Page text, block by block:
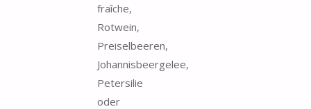
fraîche,
Rotwein,
Preiselbeeren,
Johannisbeergelee,
Petersilie
oder